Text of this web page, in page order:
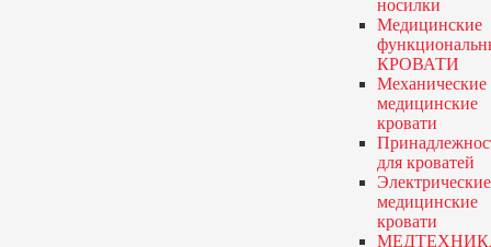
носилки
Медицинские
КРОВАТИ
Механические
медицинские
кровати
для кроватей
Электрические
медицинские
кровати